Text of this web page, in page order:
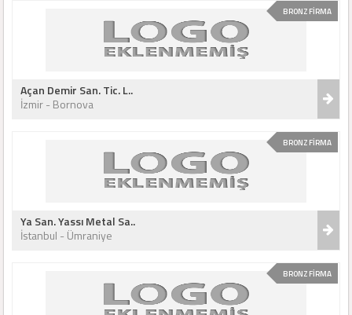
BRONZ FİRMA
Açan Demir San. Tic. L..
İzmir - Bornova
BRONZ FİRMA
Ya San. Yassı Metal Sa..
İstanbul - Ümraniye
BRONZ FİRMA